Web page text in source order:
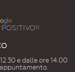
ogl e
e dalle ore 14.00